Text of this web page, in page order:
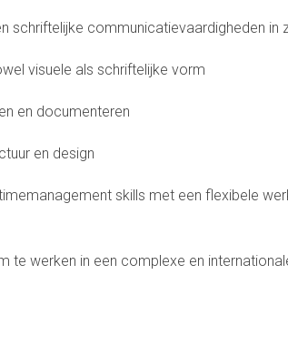
schriftelijke communicatievaardigheden in
visuele als schriftelijke vorm
en documenteren
en design
skills met een flexibele
te werken in een complexe en